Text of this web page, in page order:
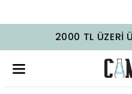
2000 TL ÜZERI